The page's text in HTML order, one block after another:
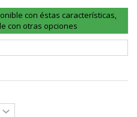
con éstas características,
con otras opciones